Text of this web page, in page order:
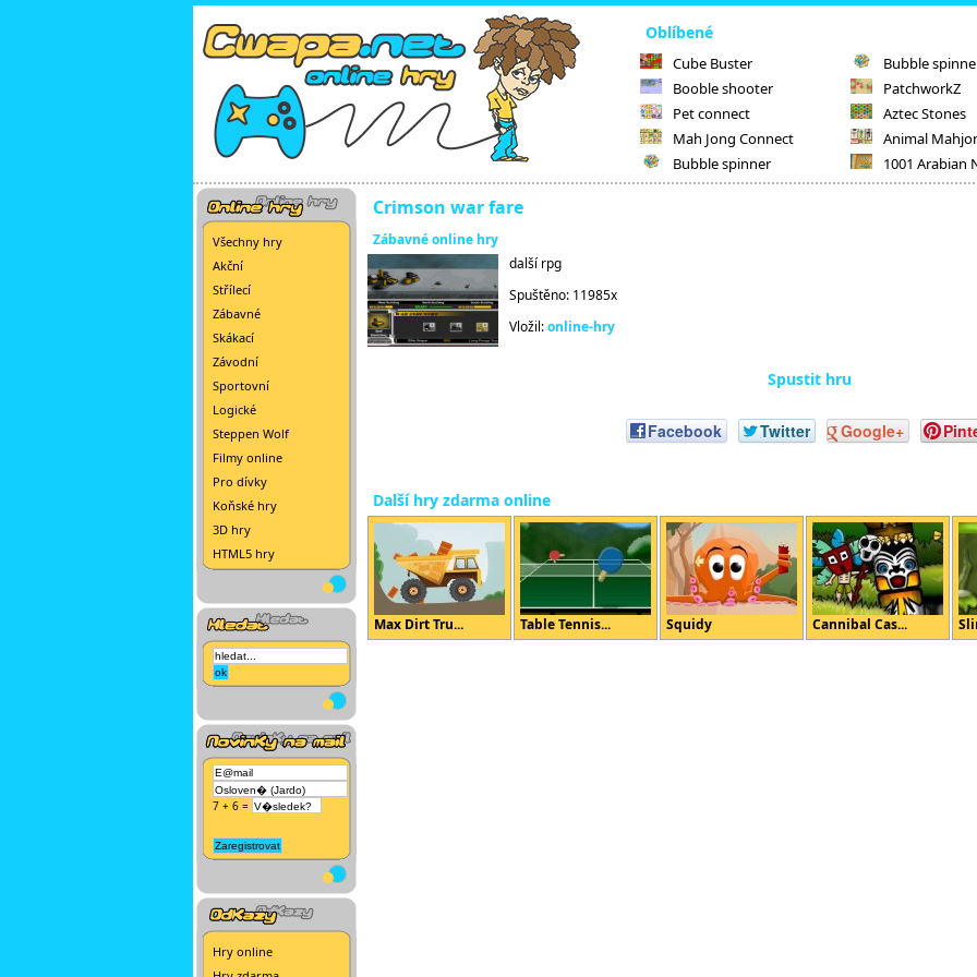
Oblíbené
Cube Buster
Booble shooter
Pet connect
Mah Jong Connect
Bubble spinner
Bubble
PatchworkZ
Aztec Stones
Animal
1001 Arabian
Všechny hry
Akční
Střílecí
Zábavné
Skákací
Závodní
Sportovní
Logické
Steppen Wolf
Filmy online
Pro dívky
Koňské hry
3D hry
HTML5 hry
7 + 6 =
Hry online
Crimson war fare
Zábavné online hry
další rpg
Spuštěno: 11985x
Vložil:online-hry
Spustit hru
Facebook Twitter Google+
Další hry zdarma online
Max Dirt Tru... Table Tennis... Squidy Cannibal Cas...